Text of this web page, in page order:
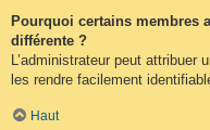
Pourquoi certains membres
différente ?
L’administrateur peut attribuer
les rendre facilement
Haut